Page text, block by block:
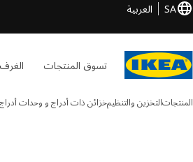
SA العربية
تسوق المنتجات الغرف
المنتجاتالتخزين والتنظيمخزائن ذات أدراج و وحدات أدراج